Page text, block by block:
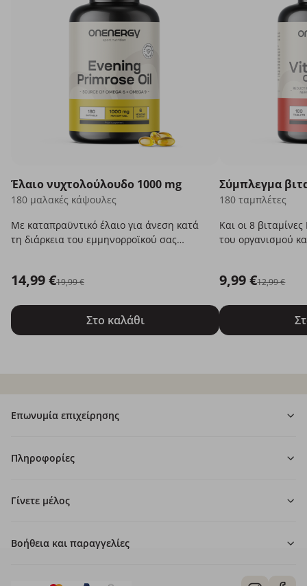
Έλαιο νυχτολούλουδο 1000 mg
180 μαλακές κάψουλες
Με καταπραϋντικό έλαιο για άνεση κατά
τη διάρκεια του εμμηνορροϊκού σας
14,99 €19,99 €
Στο καλάθι
Σύμπλεγμα
180 ταμπλέτες
Και οι 8
του οργανισμού
9,99 €12,99 €
Επωνυμία επιχείρησης
Πληροφορίες
Γίνετε μέλος
Βοήθεια και παραγγελίες